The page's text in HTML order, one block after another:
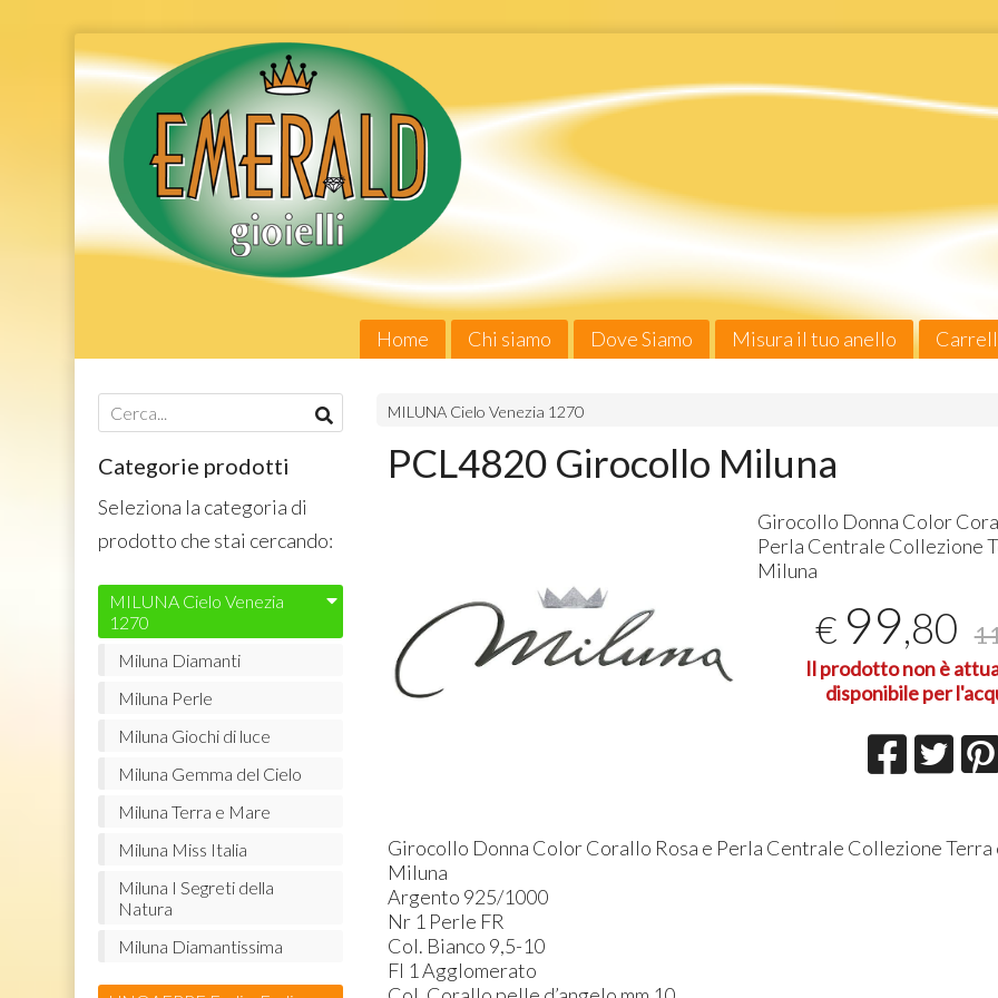
Home Chi siamo Dove Siamo Misura il tuo anello
MILUNA Cielo Venezia 1270
PCL4820 Girocollo Miluna
Girocollo Donna Color
Perla Centrale Collezione
Miluna
€ 99,80
Il prodotto non è
disponibile per
Girocollo Donna Color Corallo Rosa e Perla Centrale Collezione Terra
Miluna
Argento 925/1000
Nr 1 Perle FR
Col. Bianco 9,5-10
Fl 1 Agglomerato
Categorie prodotti
Seleziona la categoria di
prodotto che stai cercando:
MILUNA Cielo Venezia
1270
Miluna Diamanti
Miluna Perle
Miluna Giochi di luce
Miluna Gemma del Cielo
Miluna Terra e Mare
Miluna Miss Italia
Miluna I Segreti della
Natura
Miluna Diamantissima
X03A-008VY Orologio
SWLJ014 Orologio Smartwatch
donna Liu jo
X03A-
€